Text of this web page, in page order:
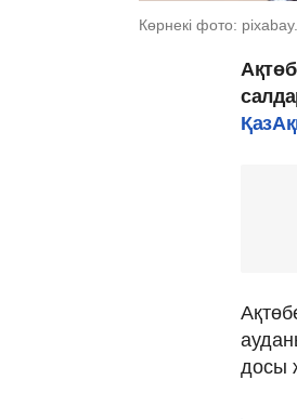
Көрнекі фото:
досы